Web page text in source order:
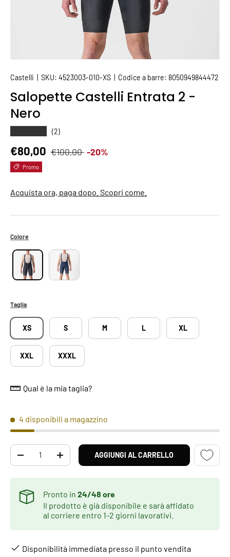
Castelli SKU: 4523003-010-XS Codice a barre: 8050949844472
Salopette Castelli Entrata 2 -
Nero
(2)
Prezzo di vendita
€80,00 Prezzo normale
€100,00 -20%
Promo
Acquista ora, paga dopo. Scopri come.
Colore
Taglia
XS S M L XL
XXL XXXL
Qual è la mia taglia?
4 disponibili a magazzino
Q.tà
DIMINUIRE LA QUANTITÀAUMENTA LA QUANTITÀ
AGGIUNGI AL CARRELLO
Pronto in 24/48 ore
Il prodotto è già disponibile e sarà affidato
al corriere entro 1-2 giorni lavorativi.
Disponibilità immediata presso il punto vendita